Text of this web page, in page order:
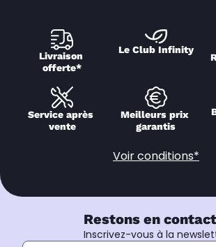
Livraison
offerte*
Le Club Infinity
Service après
vente
Meilleurs prix
garantis
Voir conditions*
Restons en
Inscrivez-vous à la